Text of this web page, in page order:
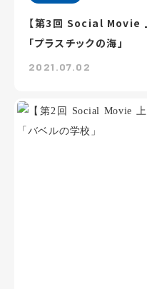
【第3回 Social Movie
「プラスチックの海」
2021.07.02